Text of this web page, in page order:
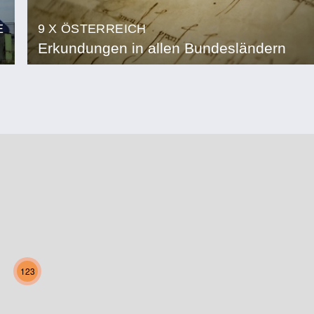
9 X ÖSTERREICH
Erkundungen in allen Bundesländern
123